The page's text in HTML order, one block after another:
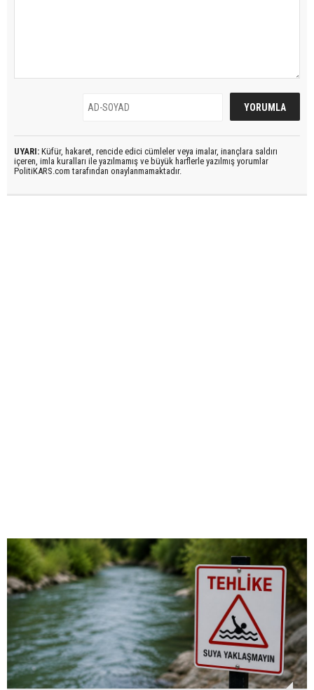
UYARI: Küfür, hakaret, rencide edici cümleler veya imalar, inançlara saldırı
içeren, imla kuralları ile yazılmamış ve büyük harflerle yazılmış yorumlar
PolitiKARS.com tarafından onaylanmamaktadır.